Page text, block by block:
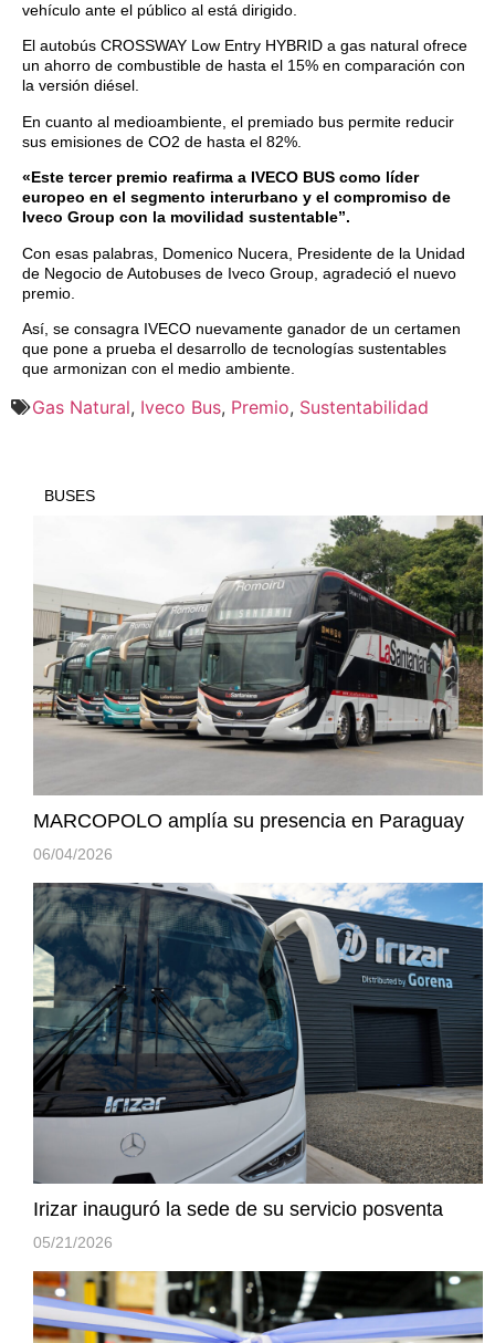
vehículo ante el público al está dirigido.
El autobús CROSSWAY Low Entry HYBRID a gas natural ofrece
un ahorro de combustible de hasta el 15% en comparación con
la versión diésel.
En cuanto al medioambiente, el premiado bus permite reducir
sus emisiones de CO2 de hasta el 82%.
«Este tercer premio reafirma a IVECO BUS como líder
europeo en el segmento interurbano y el compromiso de
Iveco Group con la movilidad sustentable”.
Con esas palabras, Domenico Nucera, Presidente de la Unidad
de Negocio de Autobuses de Iveco Group, agradeció el nuevo
premio.
Así, se consagra IVECO nuevamente ganador de un certamen
que pone a prueba el desarrollo de tecnologías sustentables
que armonizan con el medio ambiente.
Gas Natural, Iveco Bus, Premio, Sustentabilidad
BUSES
MARCOPOLO amplía su presencia en Paraguay
06/04/2026
Irizar inauguró la sede de su servicio posventa
05/21/2026